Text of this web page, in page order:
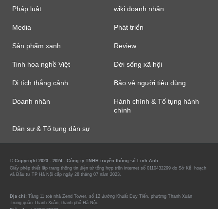
Pháp luật wiki doanh nhân
Media Phát triển
Sản phẩm xanh Review
Tinh hoa nghề Việt Đời sống xã hội
Di tích thắng cảnh Bảo vệ người tiêu dùng
Doanh nhân
Hành chính & Tố tụng hành
chính
Dân sự & Tố tụng dân sự
© Copyright 2023 - 2024 - Công ty TNHH truyền thông số Linh Anh.
Giấy phép thiết lập trang thông tin điện tử tổng hợp trên internet số 0110432299 do Sở Kế hoạch
và Đầu tư TP Hà Nội cấp ngày 28 tháng 07 năm 2023.
Địa chỉ: Tầng 11 toà nhà Zend Tower, số 12 đường Khuất Duy Tiến, phường Thanh Xuân
Trung,quận Thanh Xuân, thanh phố Hà Nội.